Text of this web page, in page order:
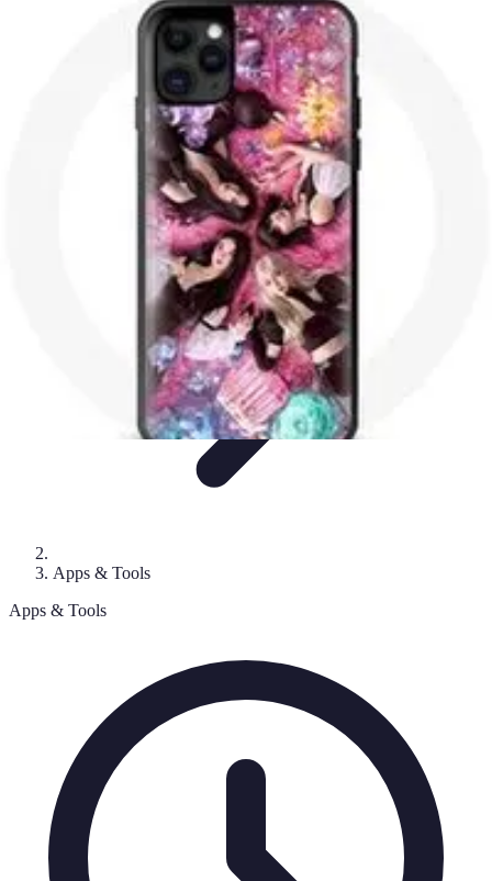
Telekom und Freizeit
Streaming Technologie in der FreizeitApps und
Telekom und Freizeit
Apps & Tools
Apps & Tools